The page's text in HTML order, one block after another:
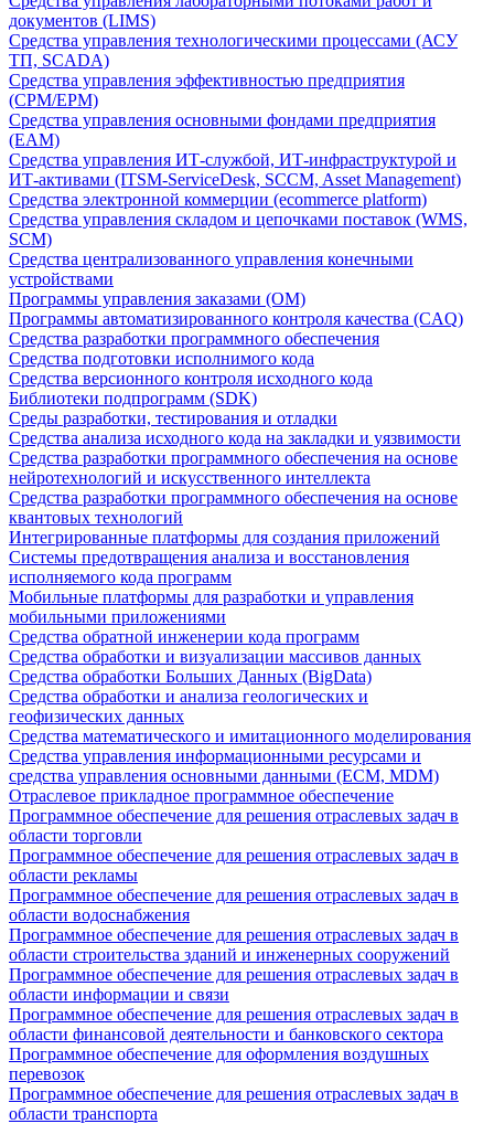
документов (LIMS)
Средства управления технологическими процессами (АСУ
ТП, SCADA)
Средства управления эффективностью предприятия
(CPM/EPM)
Средства управления основными фондами предприятия
(EAM)
Средства управления ИТ-службой, ИТ-инфраструктурой и
ИТ-активами (ITSM-ServiceDesk, SCCM, Asset Management)
Средства электронной коммерции (ecommerce platform)
Средства управления складом и цепочками поставок (WMS,
SCM)
Средства централизованного управления конечными
устройствами
Программы управления заказами (OM)
Программы автоматизированного контроля качества (CAQ)
Средства разработки программного обеспечения
Средства подготовки исполнимого кода
Средства версионного контроля исходного кода
Библиотеки подпрограмм (SDK)
Среды разработки, тестирования и отладки
Средства анализа исходного кода на закладки и уязвимости
Средства разработки программного обеспечения на основе
нейротехнологий и искусственного интеллекта
Средства разработки программного обеспечения на основе
квантовых технологий
Интегрированные платформы для создания приложений
Системы предотвращения анализа и восстановления
исполняемого кода программ
Мобильные платформы для разработки и управления
мобильными приложениями
Средства обратной инженерии кода программ
Средства обработки и визуализации массивов данных
Средства обработки Больших Данных (BigData)
Средства обработки и анализа геологических и
геофизических данных
Средства математического и имитационного моделирования
Средства управления информационными ресурсами и
средства управления основными данными (ECM, MDM)
Отраслевое прикладное программное обеспечение
Программное обеспечение для решения отраслевых задач в
области торговли
Программное обеспечение для решения отраслевых задач в
области рекламы
Программное обеспечение для решения отраслевых задач в
области водоснабжения
Программное обеспечение для решения отраслевых задач в
области строительства зданий и инженерных сооружений
Программное обеспечение для решения отраслевых задач в
области информации и связи
Программное обеспечение для решения отраслевых задач в
области финансовой деятельности и банковского сектора
Программное обеспечение для оформления воздушных
перевозок
Программное обеспечение для решения отраслевых задач в
области транспорта